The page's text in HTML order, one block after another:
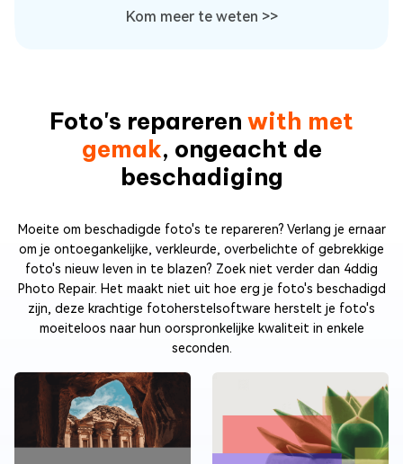
Kom meer te weten >>
Foto's repareren with met
gemak, ongeacht de
beschadiging
Moeite om beschadigde foto's te repareren? Verlang je ernaar
om je ontoegankelijke, verkleurde, overbelichte of gebrekkige
foto's nieuw leven in te blazen? Zoek niet verder dan 4ddig
Photo Repair. Het maakt niet uit hoe erg je foto's beschadigd
zijn, deze krachtige fotoherstelsoftware herstelt je foto's
moeiteloos naar hun oorspronkelijke kwaliteit in enkele
seconden.